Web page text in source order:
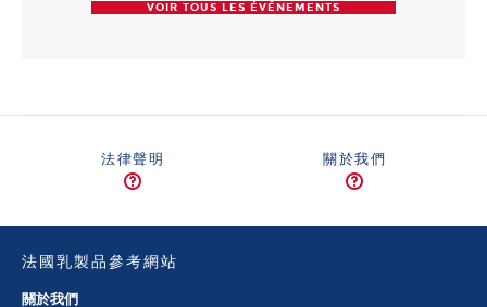
VOIR TOUS LES ÉVÉNEMENTS
法律聲明 關於我們
法國乳製品參考網站
關於我們